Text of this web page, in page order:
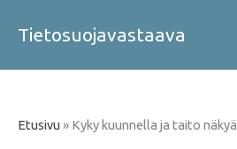
sisältöön
Tietosuojavastaava
Etusivu » Kyky kuunnella ja taito näkyä